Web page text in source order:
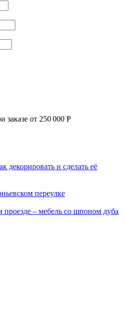
заказе от 250 000 Ᵽ
декорировать и сделать её
переулке
– мебель со шпоном дуба